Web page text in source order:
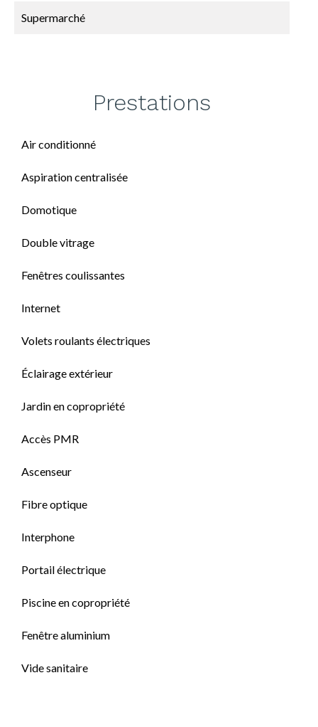
Supermarché
Prestations
Air conditionné
Aspiration centralisée
Domotique
Double vitrage
Fenêtres coulissantes
Internet
Volets roulants électriques
Éclairage extérieur
Jardin en copropriété
Accès PMR
Ascenseur
Fibre optique
Interphone
Portail électrique
Piscine en copropriété
Fenêtre aluminium
Vide sanitaire